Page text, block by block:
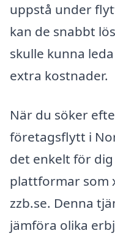
uppstå under
kan de snabbt
skulle kunna
extra kostnader.
När du söker
företagsflytt i
det enkelt för
plattformar som
zzb.se. Denna
jämföra olika